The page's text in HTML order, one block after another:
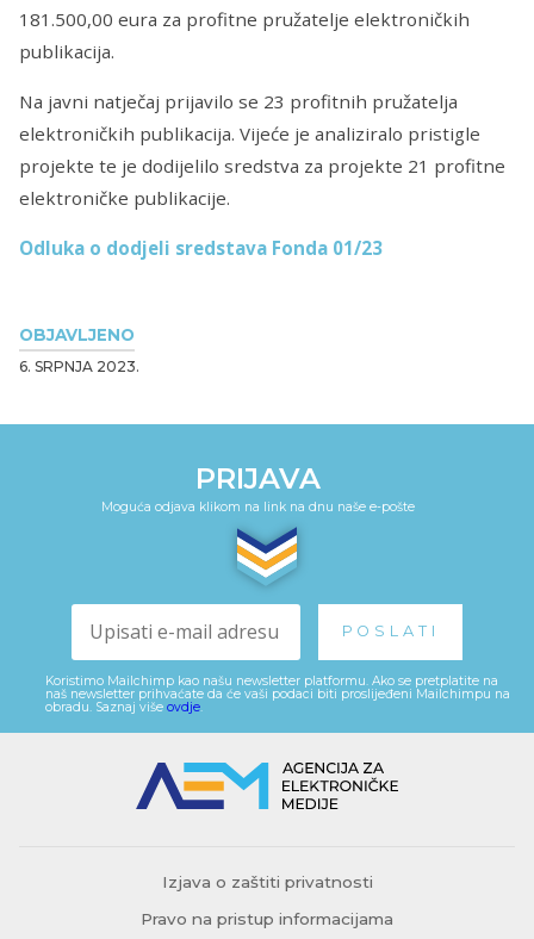
OBJAVLJENO
6. SRPNJA 2023.
181.500,00 eura za profitne pružatelje elektroničkih
publikacija.
Na javni natječaj prijavilo se 23 profitnih pružatelja
elektroničkih publikacija. Vijeće je analiziralo pristigle
projekte te je dodijelilo sredstva za projekte 21 profitne
elektroničke publikacije.
Odluka o dodjeli sredstava Fonda 01/23
PRIJAVA
Moguća odjava klikom na link na dnu naše e-pošte
Koristimo Mailchimp kao našu newsletter platformu. Ako se pretplatite na
naš newsletter prihvaćate da će vaši podaci biti proslijeđeni Mailchimpu na
obradu. Saznaj više ovdje.
Izjava o zaštiti privatnosti
Pravo na pristup informacijama